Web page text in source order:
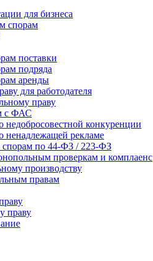
для бизнеса
спорам
поставки
подряда
аренды
для работодателя
праву
с ФАС
конкуренции
ненадлежащей рекламе
по 44-ФЗ / 223-ФЗ
проверкам и комплаенс
производству
правам
праву